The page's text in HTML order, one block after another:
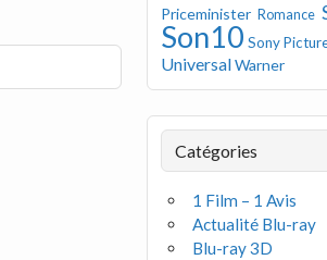
Priceminister Romance
Son10 Sony
UniversalWarner
Catégories
1 Film – 1 Avis
Actualité Blu-ray
Blu-ray 3D